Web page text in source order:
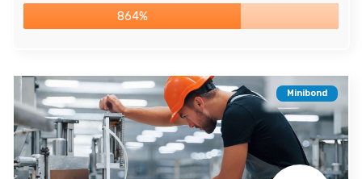
864%
Minibond